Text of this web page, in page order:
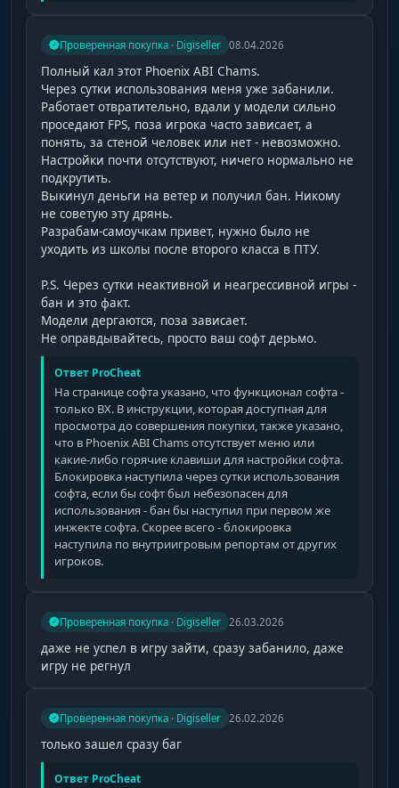
Проверенная покупка · Digiseller 08.04.2026
Полный кал этот Phoenix ABI Chams.
Через сутки использования меня уже забанили.
Работает отвратительно, вдали у модели сильно
проседают FPS, поза игрока часто зависает, а
понять, за стеной человек или нет - невозможно.
Настройки почти отсутствуют, ничего нормально не
подкрутить.
Выкинул деньги на ветер и получил бан. Никому
не советую эту дрянь.
Разрабам-самоучкам привет, нужно было не
уходить из школы после второго класса в ПТУ.
P.S. Через сутки неактивной и неагрессивной игры -
бан и это факт.
Модели дергаются, поза зависает.
Не оправдывайтесь, просто ваш софт дерьмо.
Ответ ProCheat
На странице софта указано, что функционал софта -
только ВХ. В инструкции, которая доступная для
просмотра до совершения покупки, также указано,
что в Phoenix ABI Chams отсутствует меню или
какие-либо горячие клавиши для настройки софта.
Блокировка наступила через сутки использования
софта, если бы софт был небезопасен для
использования - бан бы наступил при первом же
инжекте софта. Скорее всего - блокировка
наступила по внутриигровым репортам от других
игроков.
Проверенная покупка · Digiseller 26.03.2026
даже не успел в игру зайти, сразу забанило, даже
игру не регнул
Проверенная покупка · Digiseller 26.02.2026
только зашел сразу баг
Ответ ProCheat